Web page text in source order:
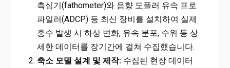
측심기(fathometer)와 음향 도플러 유속 프로
파일러(ADCP) 등 최신 장비를 설치하여 실제
홍수 발생 시 하상 변화, 유속 분포, 수위 등 상
세한 데이터를 장기간에 걸쳐 수집했습니다.
축소 모델 설계 및 제작:수집된 현장 데이터